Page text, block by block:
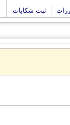
ثبت شکایات